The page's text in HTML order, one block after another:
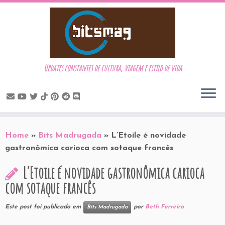
to
content
Updates constantes de cultura, viagem e estilo de vida
Home » Bits Madrugada » L’Etoile é novidade
gastronômica carioca com sotaque francês
L’Etoile é novidade gastronômica carioca
com sotaque francês
Este post foi publicado em Bits Madrugada por Beth Ferreira